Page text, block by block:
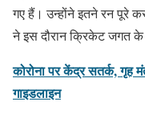
गए हैं। उन्होंने इतने रन पूरे
ने इस दौरान क्रिकेट जगत के
कोरोना पर केंद्र सतर्क, गृह
गाइडलाइन